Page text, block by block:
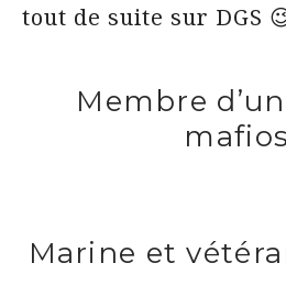
tout de suite sur DGS
Membre
Marine et